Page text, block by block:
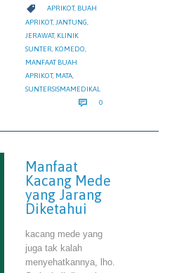
 CATEGORY
APRIKOT, BUAH
APRIKOT, JANTUNG
JERAWAT, KLINIK
SUNTER KOMEDO
MANFAAT BUAH
APRIKOT, MATA
SUNTERSISMAMEDIKAL
 0
Manfaat
Kacang Mede
yang Jarang
Diketahui
kacang mede yang
juga tak kalah
menyehatkannya, lho.